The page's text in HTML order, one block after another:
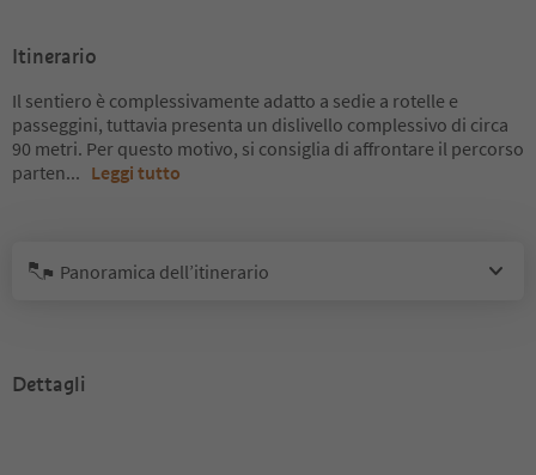
Itinerario
Il sentiero è complessivamente adatto a sedie a rotelle e
passeggini, tuttavia presenta un dislivello complessivo di circa
90 metri. Per questo motivo, si consiglia di affrontare il percorso
parten... Leggi tutto
Panoramica dell’itinerario
Dettagli